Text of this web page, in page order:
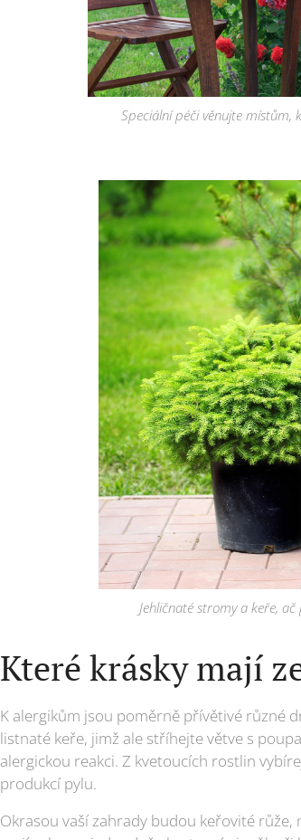
Speciální péči věnujte místům,
Jehličnaté stromy a keře,
Které krásky mají
K alergikům jsou poměrně přívětivé různé
listnaté keře, jimž ale stříhejte větve s
alergickou reakci. Z kvetoucích rostlin
produkcí pylu.
Okrasou vaší zahrady budou keřovité